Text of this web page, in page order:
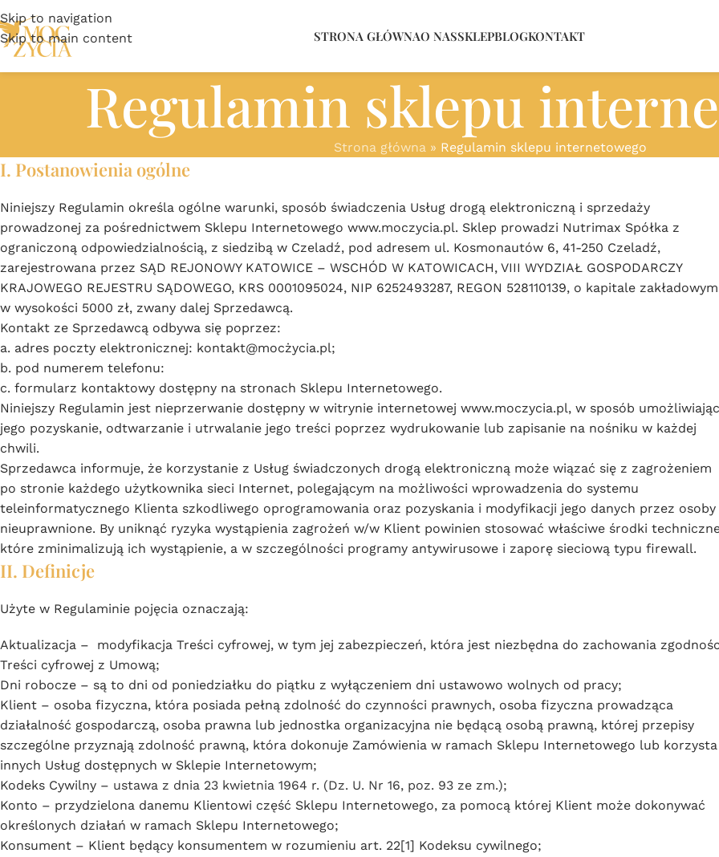
Skip to navigation
Skip to main content
STRONA GŁÓWNAO NASSKLEPBLOGKONTAKT
Regulamin sklepu
Strona główna » Regulamin sklepu internetowego
I. Postanowienia ogólne
Niniejszy Regulamin określa ogólne warunki, sposób świadczenia Usług drogą elektroniczną i sprzedaży
prowadzonej za pośrednictwem Sklepu Internetowego www.moczycia.pl. Sklep prowadzi Nutrimax Spółka z
ograniczoną odpowiedzialnością, z siedzibą w Czeladź, pod adresem ul. Kosmonautów 6, 41-250 Czeladź,
zarejestrowana przez SĄD REJONOWY KATOWICE – WSCHÓD W KATOWICACH, VIII WYDZIAŁ GOSPODARCZY
KRAJOWEGO REJESTRU SĄDOWEGO, KRS 0001095024, NIP 6252493287, REGON 528110139, o kapitale zakładowym
w wysokości 5000 zł, zwany dalej Sprzedawcą.
Kontakt ze Sprzedawcą odbywa się poprzez:
a. adres poczty elektronicznej: kontakt@mocżycia.pl;
b. pod numerem telefonu:
c. formularz kontaktowy dostępny na stronach Sklepu Internetowego.
Niniejszy Regulamin jest nieprzerwanie dostępny w witrynie internetowej www.moczycia.pl, w sposób
jego pozyskanie, odtwarzanie i utrwalanie jego treści poprzez wydrukowanie lub zapisanie na nośniku w każdej
chwili.
Sprzedawca informuje, że korzystanie z Usług świadczonych drogą elektroniczną może wiązać się z zagrożeniem
po stronie każdego użytkownika sieci Internet, polegającym na możliwości wprowadzenia do systemu
teleinformatycznego Klienta szkodliwego oprogramowania oraz pozyskania i modyfikacji jego danych przez osoby
nieuprawnione. By uniknąć ryzyka wystąpienia zagrożeń w/w Klient powinien stosować właściwe środki
które zminimalizują ich wystąpienie, a w szczególności programy antywirusowe i zaporę sieciową typu firewall.
II. Definicje
Użyte w Regulaminie pojęcia oznaczają:
Aktualizacja – modyfikacja Treści cyfrowej, w tym jej zabezpieczeń, która jest niezbędna do zachowania
Treści cyfrowej z Umową;
Dni robocze – są to dni od poniedziałku do piątku z wyłączeniem dni ustawowo wolnych od pracy;
Klient – osoba fizyczna, która posiada pełną zdolność do czynności prawnych, osoba fizyczna prowadząca
działalność gospodarczą, osoba prawna lub jednostka organizacyjna nie będącą osobą prawną, której przepisy
szczególne przyznają zdolność prawną, która dokonuje Zamówienia w ramach Sklepu Internetowego lub
innych Usług dostępnych w Sklepie Internetowym;
Kodeks Cywilny – ustawa z dnia 23 kwietnia 1964 r. (Dz. U. Nr 16, poz. 93 ze zm.);
Konto – przydzielona danemu Klientowi część Sklepu Internetowego, za pomocą której Klient może dokonywać
określonych działań w ramach Sklepu Internetowego;
Konsument – Klient będący konsumentem w rozumieniu art. 22[1] Kodeksu cywilnego;